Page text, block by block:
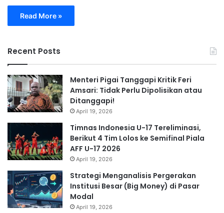
Read More »
Recent Posts
Menteri Pigai Tanggapi Kritik Feri
Amsari: Tidak Perlu Dipolisikan atau
Ditanggapi!
April 19, 2026
Timnas Indonesia U-17 Tereliminasi,
Berikut 4 Tim Lolos ke Semifinal Piala
AFF U-17 2026
April 19, 2026
Strategi Menganalisis Pergerakan
Institusi Besar (Big Money) di Pasar
Modal
April 19, 2026